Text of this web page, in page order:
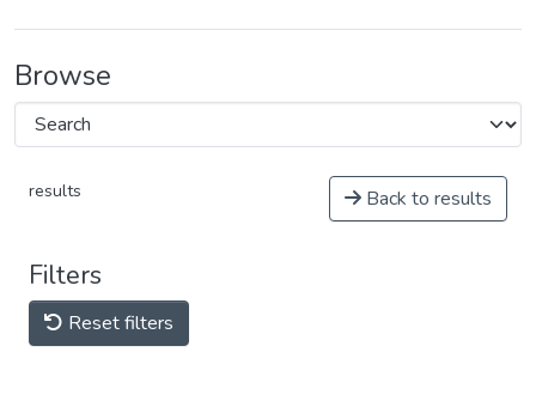
Browse
results Back to results
Filters
Reset filters